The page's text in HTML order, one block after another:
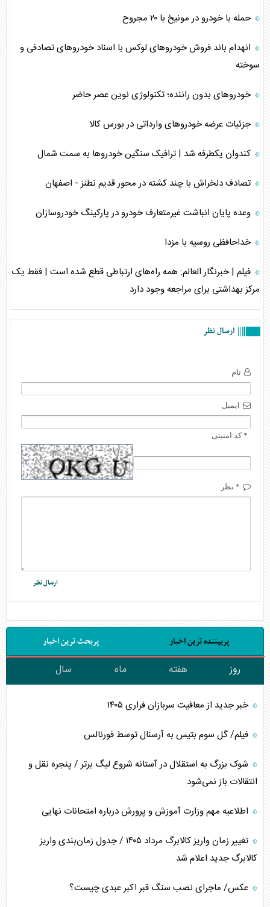
حمله با خودرو در مونیخ با ۲۰ مجروح
انهدام باند فروش خودرو‌های لوکس با اسناد خودرو‌های تصادفی و
سوخته
خودرو‌های بدون راننده؛ تکنولوژی نوین عصر حاضر
جزئیات عرضه خودرو‌های وارداتی در بورس کالا
کندوان یکطرفه شد | ترافیک سنگین خودرو‌ها به سمت شمال
تصادف دلخراش با چند کشته در محور قدیم نطنز - اصفهان
وعده پایان انباشت غیرمتعارف خودرو‌ در پارکینگ خودروسازان
خداحافظی روسیه با مزدا
فیلم | خبرنگار العالم: همه راه‌های ارتباطی قطع شده است | فقط یک
مرکز بهداشتی برای مراجعه وجود دارد
ارسال نظر
نام
ایمیل
* کد امنیتی
* نظر
پربیننده ترین اخبار پربحث ترین اخبار
روز هفته ماه سال
خبر جدید از معافیت سربازان فراری ۱۴۰۵
فیلم/ گل سوم بتیس به آرسنال توسط فورنالس
شوک بزرگ به استقلال در آستانه شروع لیگ برتر / پنجره نقل و
انتقالات باز نمی‌شود
اطلاعیه مهم وزارت آموزش و پرورش درباره امتحانات نهایی
تغییر زمان واریز کالابرگ مرداد ۱۴۰۵ / جدول زمان‌بندی واریز
کالابرگ جدید اعلام شد
عکس/ ماجرای نصب سنگ قبر اکبر عبدی چیست؟